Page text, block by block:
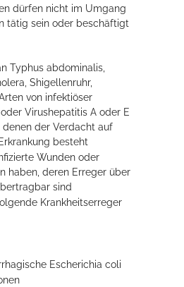
den perfekten Standort für Events
dürfen nicht im Umgang
tätig sein oder beschäftigt
Typhus abdominalis,
Shigellenruhr,
von infektiöser
Virushepatitis A oder E
denen der Verdacht auf
besteht
Wunden oder
haben, deren Erreger über
sind
Krankheitserreger
Escherichia coli